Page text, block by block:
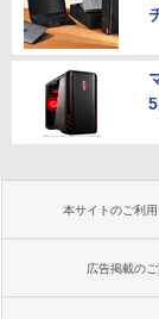
本サイトのご利
広告掲載の